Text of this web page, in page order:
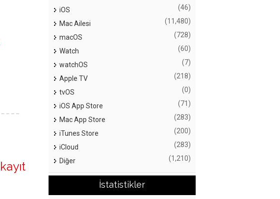
kayıt
iOS (46)
Mac Ailesi (11,480)
macOS (728)
Watch (60)
watchOS (7)
Apple TV (218)
tvOS (0)
iOS App Store (71)
Mac App Store (283)
iTunes Store (200)
iCloud (283)
Diğer (1,210)
İstatistikler